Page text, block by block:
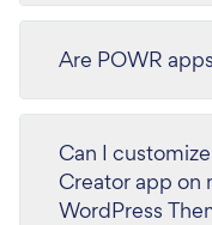
Are POWR
Can I
Creator app on
WordPress